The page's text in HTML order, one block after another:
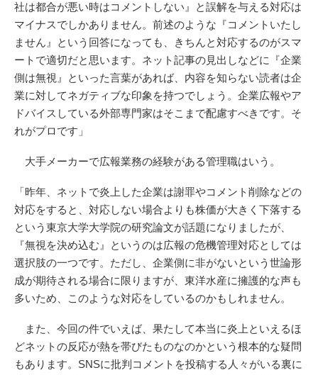
社は都合が悪い時はコメントしない』と誤解を与える対応は
マイナスでしかありません。前述のような『コメントいたし
ません』という回答になっても、きちんと対応するのがスマ
ートで適切だと思います。ネット記事の見出しなどに『企業
側は無視』といった言葉があれば、内容を知らない読者は企
業に対してネガティブな印象を持つでしょう。企業広報やア
ドバイスしている外部専門家はそこまで配慮すべきです。そ
れがプロです」
大手メーカーで広報業務の経験がある管理職はいう。
「昨年、ネットで炎上した企業は謝罪やコメント削除などの
対応をすると、対応しない場合よりも株価が大きく下落する
という東京大学大学院の研究論文が話題になりましたが、
『無視を決め込む』というのは広報の危機管理対応としては
選択肢の一つです。ただし、企業側に非がないという世論形
成が期待される場合に限りますが、東洋水産に擁護的な声も
多いため、このような対応をしているのかもしれません。
また、今回の件でいえば、果たして本当に炎上といえるほ
どネットの反応が熱を帯びたものなのかという根本的な疑問
もあります。SNSに批判コメントを投稿する人々がいる裏に